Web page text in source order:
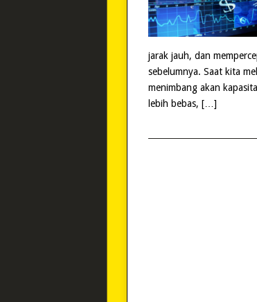
jarak jauh, dan
sebelumnya. Saat kita
menimbang akan
lebih bebas, […]